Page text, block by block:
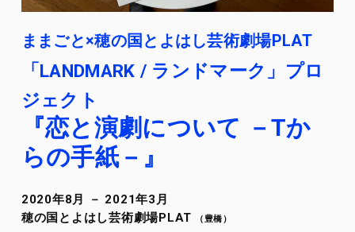
ままごと×穂の国とよはし芸術劇場PLAT
「LANDMARK / ランドマーク」プロ
ジェクト
『恋と演劇について －Tか
らの手紙－』
2020年8月 － 2021年3月
穂の国とよはし芸術劇場PLAT （豊橋）